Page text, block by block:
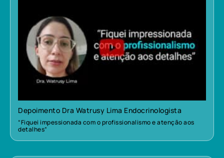
Depoimento Dra Watrusy Lima Endocrinologista
“Fiquei impessionada com o profissionalismo e atenção aos
detalhes”